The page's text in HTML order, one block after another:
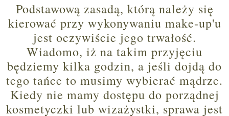
Podstawową zasadą, którą należy się
kierować przy wykonywaniu make-up'u
jest oczywiście jego trwałość.
Wiadomo, iż na takim przyjęciu
będziemy kilka godzin, a jeśli dojdą do
tego tańce to musimy wybierać mądrze.
Kiedy nie mamy dostępu do porządnej
kosmetyczki lub wizażystki, sprawa jest